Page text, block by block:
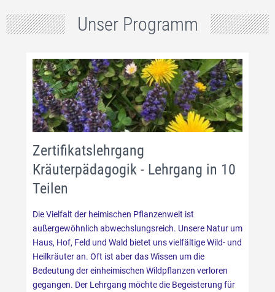
Unser Programm
Zertifikatslehrgang
Kräuterpädagogik - Lehrgang in 10
Teilen
Die Vielfalt der heimischen Pflanzenwelt ist
außergewöhnlich abwechslungsreich. Unsere Natur um
Haus, Hof, Feld und Wald bietet uns vielfältige Wild- und
Heilkräuter an. Oft ist aber das Wissen um die
Bedeutung der einheimischen Wildpflanzen verloren
gegangen. Der Lehrgang möchte die Begeisterung für